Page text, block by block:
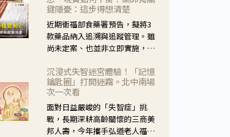
鍵隱憂：這步得想清楚
近期衛福部食藥署預告，擬將3
款藥品納入追溯與追蹤管理。雖
尚未定案、也並非立即實施，不
人杰藥師表示，這三款藥物目
的、作用、風險各有不同，管制
與否所帶來的後許影響也不同，
可先了解其特性。
沉浸式失智迷宮體驗！「記憶
鑰匙圈」打開迷霧。北中南場
次一次看
面對日益嚴峻的「失智症」挑
戰，長期深耕高齡關懷的三商美
邦人壽，今年攜手弘道老人福利